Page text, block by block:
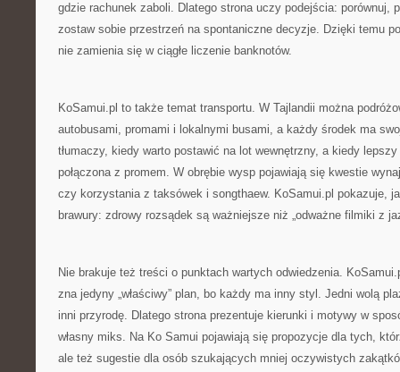
gdzie rachunek zaboli. Dlatego strona uczy podejścia: porównuj,
zostaw sobie przestrzeń na spontaniczne decyzje. Dzięki temu
nie zamienia się w ciągłe liczenie banknotów.
KoSamui.pl to także temat transportu. W Tajlandii można
autobusami, promami i lokalnymi busami, a każdy środek ma
tłumaczy, kiedy warto postawić na lot wewnętrzny, a kiedy
połączona z promem. W obrębie wysp pojawiają się kwestie
czy korzystania z taksówek i songthaew. KoSamui.pl pokazuje,
brawury: zdrowy rozsądek są ważniejsze niż „odważne filmiki z
Nie brakuje też treści o punktach wartych odwiedzenia.
zna jedyny „właściwy” plan, bo każdy ma inny styl. Jedni wolą
inni przyrodę. Dlatego strona prezentuje kierunki i motywy w
własny miks. Na Ko Samui pojawiają się propozycje dla tych,
ale też sugestie dla osób szukających mniej oczywistych